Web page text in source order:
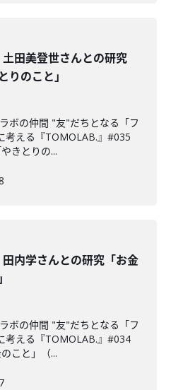
田美登世さんとの研究
りのこと」
ボの仲間 "友"だちとなる「フ
考える『TOMOLAB.』#035
きとりの...
内学さんとの研究「お金
ボの仲間 "友"だちとなる「フ
考える『TOMOLAB.』#034
こと」（...